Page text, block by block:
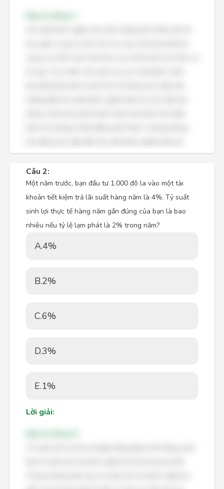
Câu 2:
Một năm trước, bạn đầu tư 1.000 đô la vào một tài
khoản tiết kiệm trả lãi suất hàng năm là 4%. Tỷ suất
sinh lợi thực tế hàng năm gần đúng của bạn là bao
nhiêu nếu tỷ lệ lạm phát là 2% trong năm?
A.4%
B.2%
C.6%
D.3%
E.1%
Lời giải: